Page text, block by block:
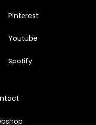
Pinterest
Youtube
Spotify